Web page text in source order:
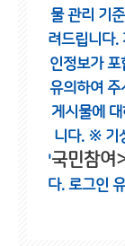
물 관리 기
려드립니다.
인정보가 포
유의하여 주
게시물에
니다. ※ 기
'국민참여
다. 로그인